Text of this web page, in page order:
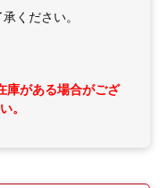
ください。
庫がある場合がござ
。